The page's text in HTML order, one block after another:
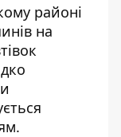
районі
на